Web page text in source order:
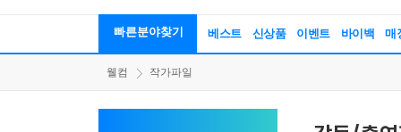
빠른분야찾기 베스트 신상품 이벤트 바이백 매
웰컴 작가파일